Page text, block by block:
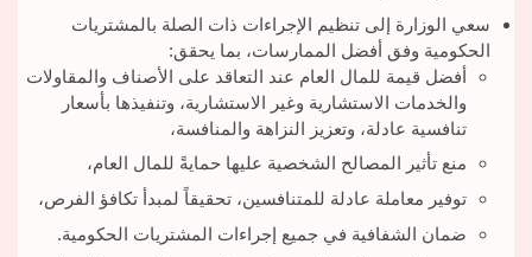
سعي الوزارة إلى تنظيم الإجراءات ذات الصلة بالمشتريات
الحكومية وفق أفضل الممارسات، بما يحقق:
أفضل قيمة للمال العام عند التعاقد على الأصناف والمقاولات
والخدمات الاستشارية وغير الاستشارية، وتنفيذها بأسعار
تنافسية عادلة، وتعزيز النزاهة والمنافسة،
منع تأثير المصالح الشخصية عليها حمايةً للمال العام،
توفير معاملة عادلة للمتنافسين، تحقيقاً لمبدأ تكافؤ الفرص،
ضمان الشفافية في جميع إجراءات المشتريات الحكومية.